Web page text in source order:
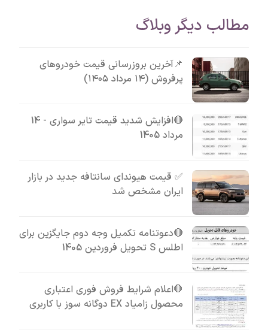
مطالب دیگر وبلاگ
📌آخرین بروزرسانی قیمت خودروهای
پرفروش (۱۴ مرداد ۱۴۰۵)
🔴افزایش شدید قیمت تایر سواری - 14
مرداد 1405
✅ قیمت هیوندای سانتافه جدید در بازار
ایران مشخص شد
🔴دعوتنامه تکمیل وجه دوم جایگزین برای
اطلس S تحویل فروردین 1405
🛑اعلام شرایط فروش فوری اعتباری
محصول زامیاد EX دوگانه سوز با کاربری